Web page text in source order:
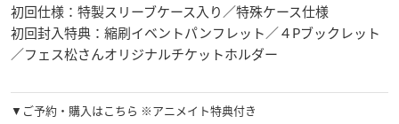
初回仕様：特製スリーブケース入り／特殊ケース仕様
初回封入特典：縮刷イベントパンフレット／４Pブックレット
／フェス松さんオリジナルチケットホルダー
▼ご予約・購入はこちら ※アニメイト特典付き